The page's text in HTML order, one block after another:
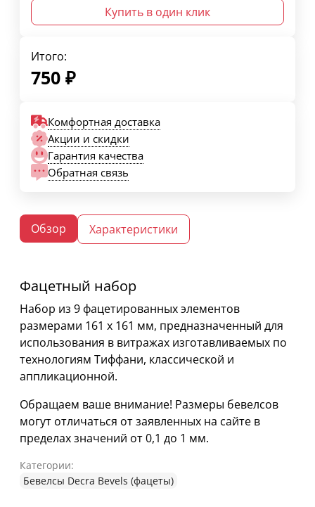
Купить в один клик
Итого:
750 ₽
Комфортная доставка
Акции и скидки
Гарантия качества
Обратная связь
Обзор Характеристики
Фацетный набор
Набор из 9 фацетированных элементов
размерами 161 х 161 мм, предназначенный для
использования в витражах изготавливаемых по
технологиям Тиффани, классической и
аппликационной.
Обращаем ваше внимание! Размеры бевелсов
могут отличаться от заявленных на сайте в
пределах значений от 0,1 до 1 мм.
Категории:
Бевелсы Decra Bevels (фацеты)